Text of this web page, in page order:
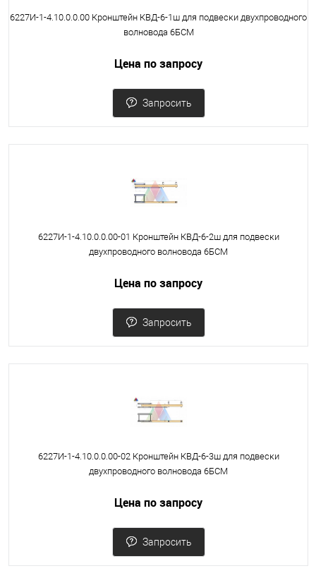
6227И-1-4.10.0.0.00 Кронштейн КВД-6-1ш для подвески двухпроводного
волновода 6БСМ
Цена по запросу
Запросить
6227И-1-4.10.0.0.00-01 Кронштейн КВД-6-2ш для подвески
двухпроводного волновода 6БСМ
Цена по запросу
Запросить
6227И-1-4.10.0.0.00-02 Кронштейн КВД-6-3ш для подвески
двухпроводного волновода 6БСМ
Цена по запросу
Запросить